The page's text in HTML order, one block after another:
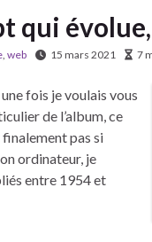
qui
, web 15 mars 2021 7
fois je voulais vous
de l’album, ce
finalement pas si
ordinateur, je
entre 1954 et